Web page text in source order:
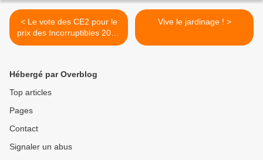
< Le vote des CE2 pour le
prix des Incorruptibles 2026
!
Vive le jardinage ! >
Hébergé par Overblog
Top articles
Pages
Contact
Signaler un abus